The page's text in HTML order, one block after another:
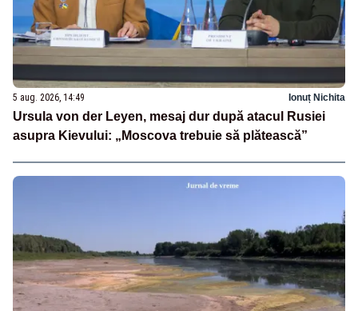
5 aug. 2026, 14:49 Ionuț Nichita
Ursula von der Leyen, mesaj dur după atacul Rusiei
asupra Kievului: „Moscova trebuie să plătească”